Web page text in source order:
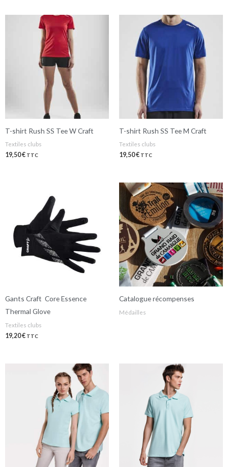
T-shirt Rush SS Tee W Craft
Textiles clubs
19,50€ TTC
T-shirt Rush SS Tee M Craft
Textiles clubs
19,50€ TTC
Gants Craft Core Essence
Thermal Glove
Textiles clubs
19,20€ TTC
Catalogue récompenses
Médailles